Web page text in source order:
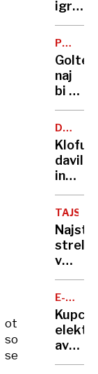
ot
so
se
do
za
rabo
igralka
in
mamo
lasala,
grizla
in
da ji
bo
glavo«
PO
naj
bi od
slabih
44
evrov
in
manj
stikov
z
NASILJE
davil
in
grozil
z
nožem,
a v
zapor
mu
ne
bo
treba
TAJSKA
streljal
v
šoli
v
več
mrtvih
in
E-
Kupci
avtov
v